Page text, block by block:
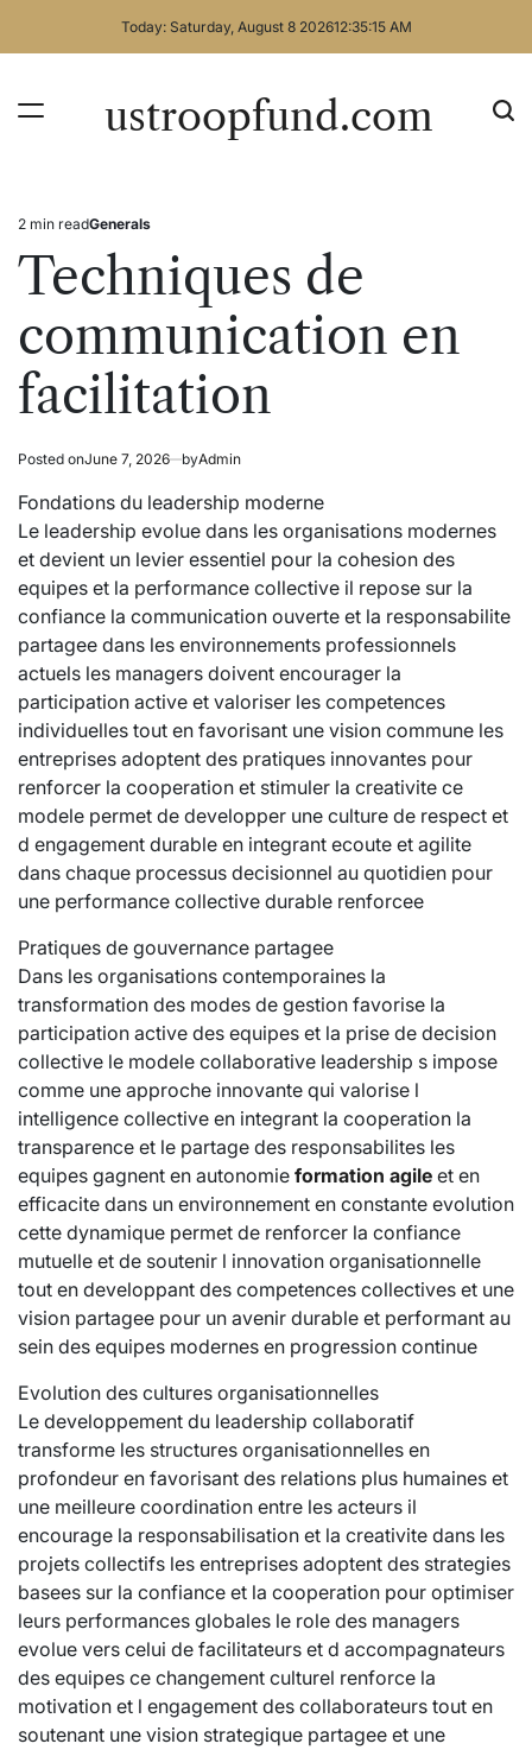
Today: Saturday, August 8 202612:35:15 AM
ustroopfund.com
Estimated
read
2 min readPosted
Generals
Techniques de
communication en
facilitation
Posted onJune 7, 2026 byAdmin
Fondations du leadership moderne
Le leadership evolue dans les organisations modernes
et devient un levier essentiel pour la cohesion des
equipes et la performance collective il repose sur la
confiance la communication ouverte et la responsabilite
partagee dans les environnements professionnels
actuels les managers doivent encourager la
participation active et valoriser les competences
individuelles tout en favorisant une vision commune les
entreprises adoptent des pratiques innovantes pour
renforcer la cooperation et stimuler la creativite ce
modele permet de developper une culture de respect et
d engagement durable en integrant ecoute et agilite
dans chaque processus decisionnel au quotidien pour
une performance collective durable renforcee
Pratiques de gouvernance partagee
Dans les organisations contemporaines la
transformation des modes de gestion favorise la
participation active des equipes et la prise de decision
collective le modele collaborative leadership s impose
comme une approche innovante qui valorise l
intelligence collective en integrant la cooperation la
transparence et le partage des responsabilites les
equipes gagnent en autonomie formation agile et en
efficacite dans un environnement en constante evolution
cette dynamique permet de renforcer la confiance
mutuelle et de soutenir l innovation organisationnelle
tout en developpant des competences collectives et une
vision partagee pour un avenir durable et performant au
sein des equipes modernes en progression continue
Evolution des cultures organisationnelles
Le developpement du leadership collaboratif
transforme les structures organisationnelles en
profondeur en favorisant des relations plus humaines et
une meilleure coordination entre les acteurs il
encourage la responsabilisation et la creativite dans les
projets collectifs les entreprises adoptent des strategies
basees sur la confiance et la cooperation pour optimiser
leurs performances globales le role des managers
evolue vers celui de facilitateurs et d accompagnateurs
des equipes ce changement culturel renforce la
motivation et l engagement des collaborateurs tout en
soutenant une vision strategique partagee et une